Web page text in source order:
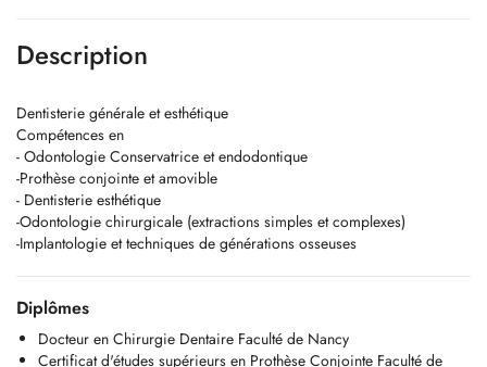
Description
Dentisterie générale et esthétique
Compétences en
- Odontologie Conservatrice et endodontique
-Prothèse conjointe et amovible
- Dentisterie esthétique
-Odontologie chirurgicale (extractions simples et complexes)
-Implantologie et techniques de générations osseuses
Diplômes
Docteur en Chirurgie Dentaire Faculté de Nancy
Certificat d'études supérieurs en Prothèse Conjointe Faculté de